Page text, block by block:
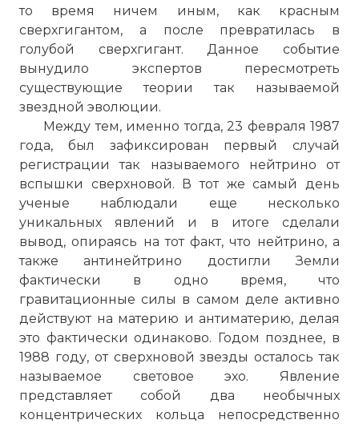
то время ничем иным, как красным
сверхгигантом, а после превратилась в
голубой сверхгигант. Данное событие
вынудило экспертов пересмотреть
существующие теории так называемой
звездной эволюции.
Между тем, именно тогда, 23 февраля 1987
года, был зафиксирован первый случай
регистрации так называемого нейтрино от
вспышки сверхновой. В тот же самый день
ученые наблюдали еще несколько
уникальных явлений и в итоге сделали
вывод, опираясь на тот факт, что нейтрино, а
также антинейтрино достигли Земли
фактически в одно время, что
гравитационные силы в самом деле активно
действуют на материю и антиматерию, делая
это фактически одинаково. Годом позднее, в
1988 году, от сверхновой звезды осталось так
называемое световое эхо. Явление
представляет собой два необычных
концентрических кольца непосредственно